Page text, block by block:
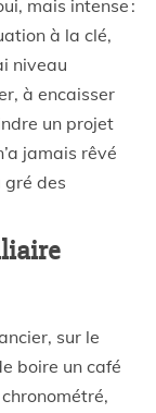
mais intense :
à la clé,
niveau
à encaisser
un projet
jamais rêvé
gré des
sur le
boire un café